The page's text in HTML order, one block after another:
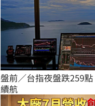
盤前／台指夜盤跌259
續航